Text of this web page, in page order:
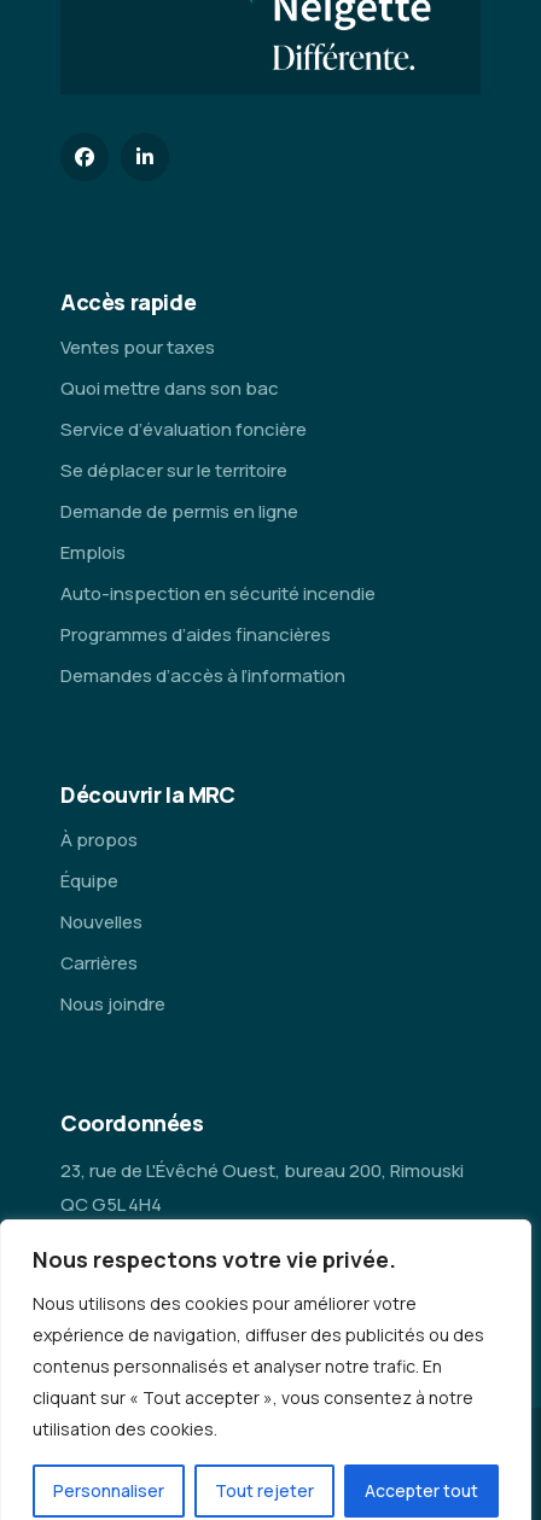
Nous respectons votre vie privée.
Nous utilisons des cookies pour améliorer votre
expérience de navigation, diffuser des publicités ou des
contenus personnalisés et analyser notre trafic. En
cliquant sur « Tout accepter », vous consentez à notre
utilisation des cookies.
Personnaliser Tout rejeter Accepter tout
Accès rapide
Ventes pour taxes
Quoi mettre dans son bac
Service d’évaluation foncière
Se déplacer sur le territoire
Demande de permis en ligne
Emplois
Auto-inspection en sécurité incendie
Programmes d’aides financières
Demandes d’accès à l’information
Découvrir la MRC
À propos
Équipe
Nouvelles
Carrières
Nous joindre
Coordonnées
23, rue de L'Évêché Ouest, bureau 200, Rimouski
QC G5L 4H4
administration@mrc-rn.ca
418 724-5154
© Copyright 2026 - MRC Rimouski-Neigette |Politique de
confidentialité